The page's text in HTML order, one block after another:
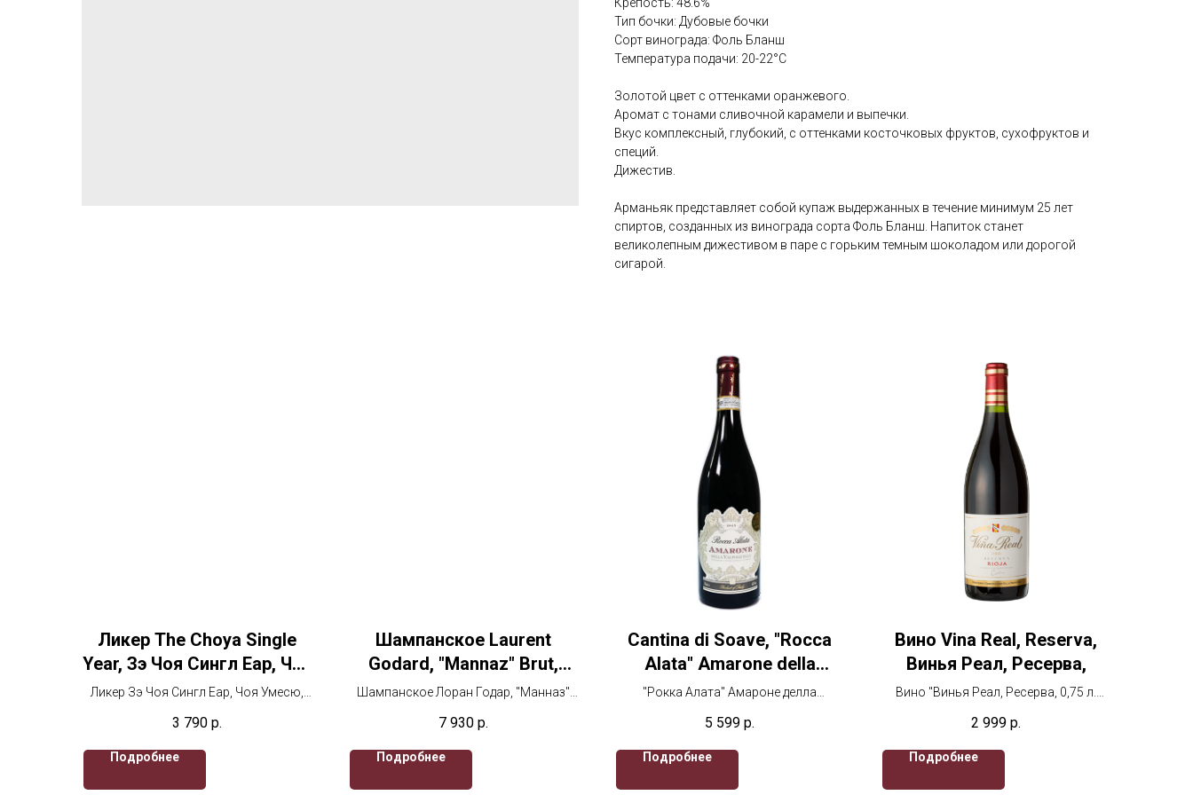
Крепость: 48.6%
Тип бочки: Дубовые бочки
Сорт винограда: Фоль Бланш
Температура подачи: 20-22°C
Золотой цвет с оттенками оранжевого.
Аромат с тонами сливочной карамели и выпечки.
Вкус комплексный, глубокий, с оттенками косточковых фруктов, сухофруктов и
специй.
Дижестив.
Арманьяк представляет собой купаж выдержанных в течение минимум 25 лет
спиртов, созданных из винограда сорта Фоль Бланш. Напиток станет
великолепным дижестивом в паре с горьким темным шоколадом или дорогой
сигарой.
Ликер The Choya Single
Year, Зэ Чоя Сингл Еар, Чоя
Умесю
Ликер Зэ Чоя Сингл Еар, Чоя Умесю,
3 790 р.
Подробнее
Шампанское Laurent
Godard, "Mannaz" Brut,
Champagne AOC, Лоран
Годар, "Манназ" Брют
Шампанское Лоран Годар, "Манназ"
7 930 р.
Подробнее
Cantina di Soave, "Rocca
Alata" Amarone della
Valpolicella DOC, 2014
"Рокка Алата" Амароне делла
сухое
5 599 р.
Подробнее
Вино Vina Real, Reserva,
Винья Реал, Ресерва,
Вино "Винья Реал, Ресерва, 0,75 л.
2 999 р.
Подробнее